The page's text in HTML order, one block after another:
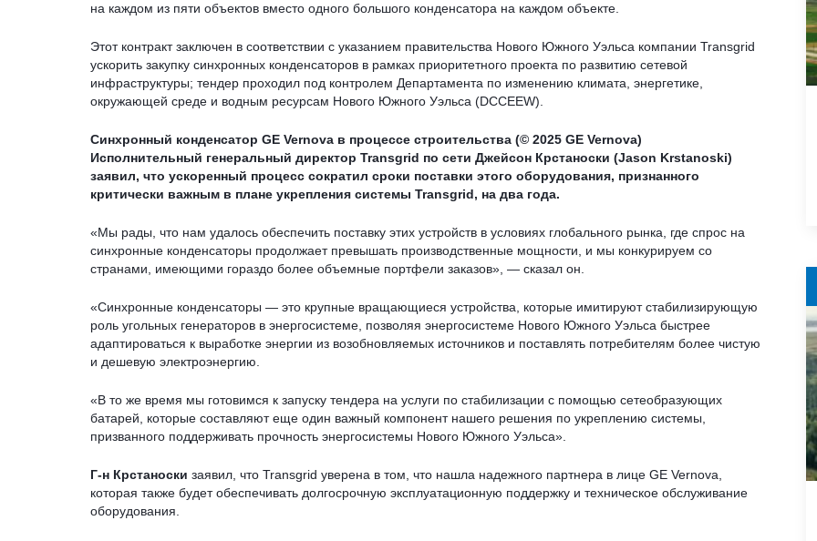
на каждом из пяти объектов вместо одного большого конденсатора на каждом объекте.
Этот контракт заключен в соответствии с указанием правительства Нового Южного Уэльса компании Transgrid
ускорить закупку синхронных конденсаторов в рамках приоритетного проекта по развитию сетевой
инфраструктуры; тендер проходил под контролем Департамента по изменению климата, энергетике,
окружающей среде и водным ресурсам Нового Южного Уэльса (DCCEEW).
Синхронный конденсатор GE Vernova в процессе строительства (© 2025 GE Vernova)
Исполнительный генеральный директор Transgrid по сети Джейсон Крстаноски (Jason Krstanoski)
заявил, что ускоренный процесс сократил сроки поставки этого оборудования, признанного
критически важным в плане укрепления системы Transgrid, на два года.
«Мы рады, что нам удалось обеспечить поставку этих устройств в условиях глобального рынка, где спрос на
синхронные конденсаторы продолжает превышать производственные мощности, и мы конкурируем со
странами, имеющими гораздо более объемные портфели заказов», — сказал он.
«Синхронные конденсаторы — это крупные вращающиеся устройства, которые имитируют стабилизирующую
роль угольных генераторов в энергосистеме, позволяя энергосистеме Нового Южного Уэльса быстрее
адаптироваться к выработке энергии из возобновляемых источников и поставлять потребителям более чистую
и дешевую электроэнергию.
«В то же время мы готовимся к запуску тендера на услуги по стабилизации с помощью сетеобразующих
батарей, которые составляют еще один важный компонент нашего решения по укреплению системы,
призванного поддерживать прочность энергосистемы Нового Южного Уэльса».
Г-н Крстаноски заявил, что Transgrid уверена в том, что нашла надежного партнера в лице GE Vernova,
которая также будет обеспечивать долгосрочную эксплуатационную поддержку и техническое обслуживание
оборудования.